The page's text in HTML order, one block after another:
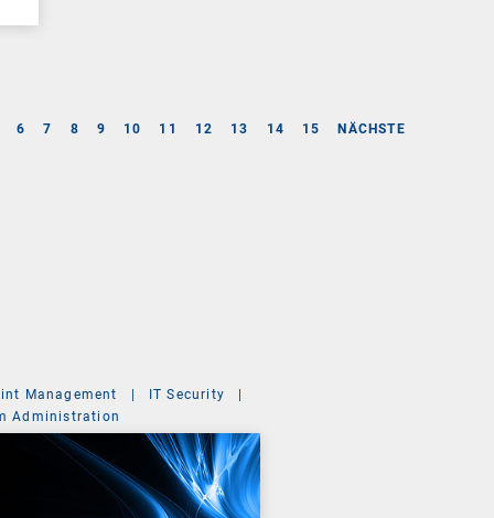
6 7 8 9 10 11 12 13 14 15 NÄCHSTE
Management | IT Security
|
Administration